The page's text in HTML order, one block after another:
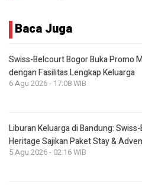
Baca Juga
Swiss-Belcourt Bogor Buka Promo
dengan Fasilitas Lengkap Keluarga
6 Agu 2026 - 17:08 WIB
Liburan Keluarga di Bandung:
Heritage Sajikan Paket Stay &
5 Agu 2026 - 02:16 WIB